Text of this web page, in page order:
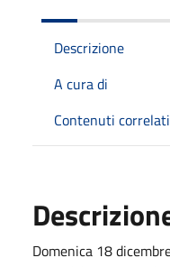
Descrizione
A cura di
Contenuti correlati
Domenica 18